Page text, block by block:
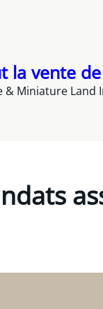
vente
Miniature Land